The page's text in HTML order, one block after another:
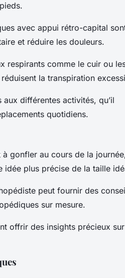
avec appui rétro-capital
et réduire les douleurs.
respirants comme le cuir ou
la transpiration
différentes activités, qu’il
quotidiens.
à gonfler au cours de la
idée plus précise de la taille
peut fournir des
sur mesure.
offrir des insights précieux